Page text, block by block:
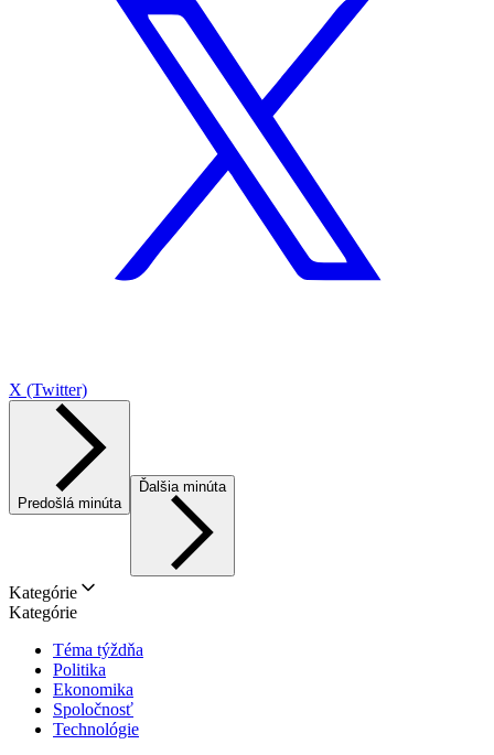
X (Twitter)
Predošlá minúta
Ďalšia minúta
Kategórie
Kategórie
Téma týždňa
Politika
Ekonomika
Spoločnosť
Technológie